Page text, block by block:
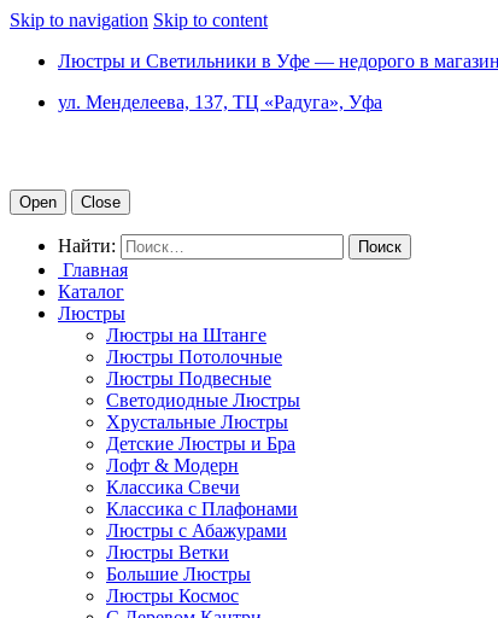
Skip to navigation Skip to content
Люстры и Светильники в Уфе — недорого в
ул. Менделеева, 137, ТЦ «Радуга», Уфа
Open Close
Найти:
Главная
Каталог
Люстры
Люстры на Штанге
Люстры Потолочные
Люстры Подвесные
Светодиодные Люстры
Хрустальные Люстры
Детские Люстры и Бра
Лофт & Модерн
Классика Свечи
Классика с Плафонами
Люстры с Абажурами
Люстры Ветки
Большие Люстры
Люстры Космос